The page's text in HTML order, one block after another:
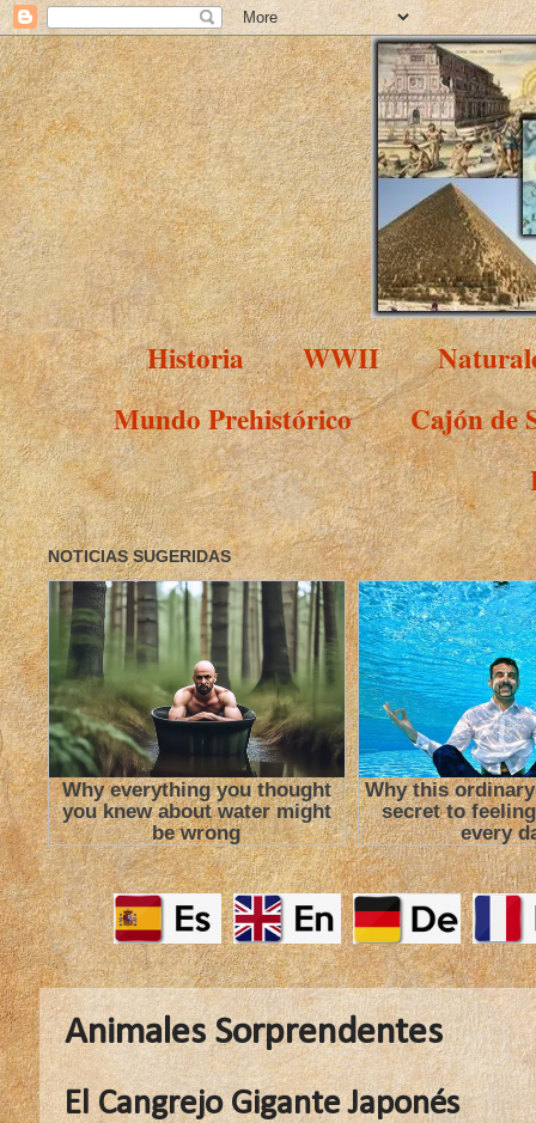
Historia WWII
Mundo Prehistórico
Cajón de
Animales Sorprendentes
El Cangrejo Gigante Japonés